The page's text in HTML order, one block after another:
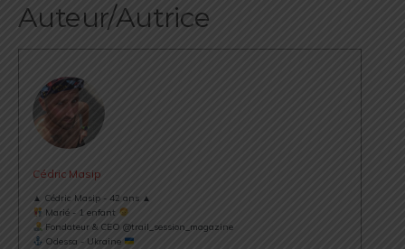
Auteur/Autrice
Cédric Masip
▲ Cédric Masip - 42 ans ▲
Marié - 1 enfant
Fondateur & CEO @trail_session_magazine
Odessa - Ukraine